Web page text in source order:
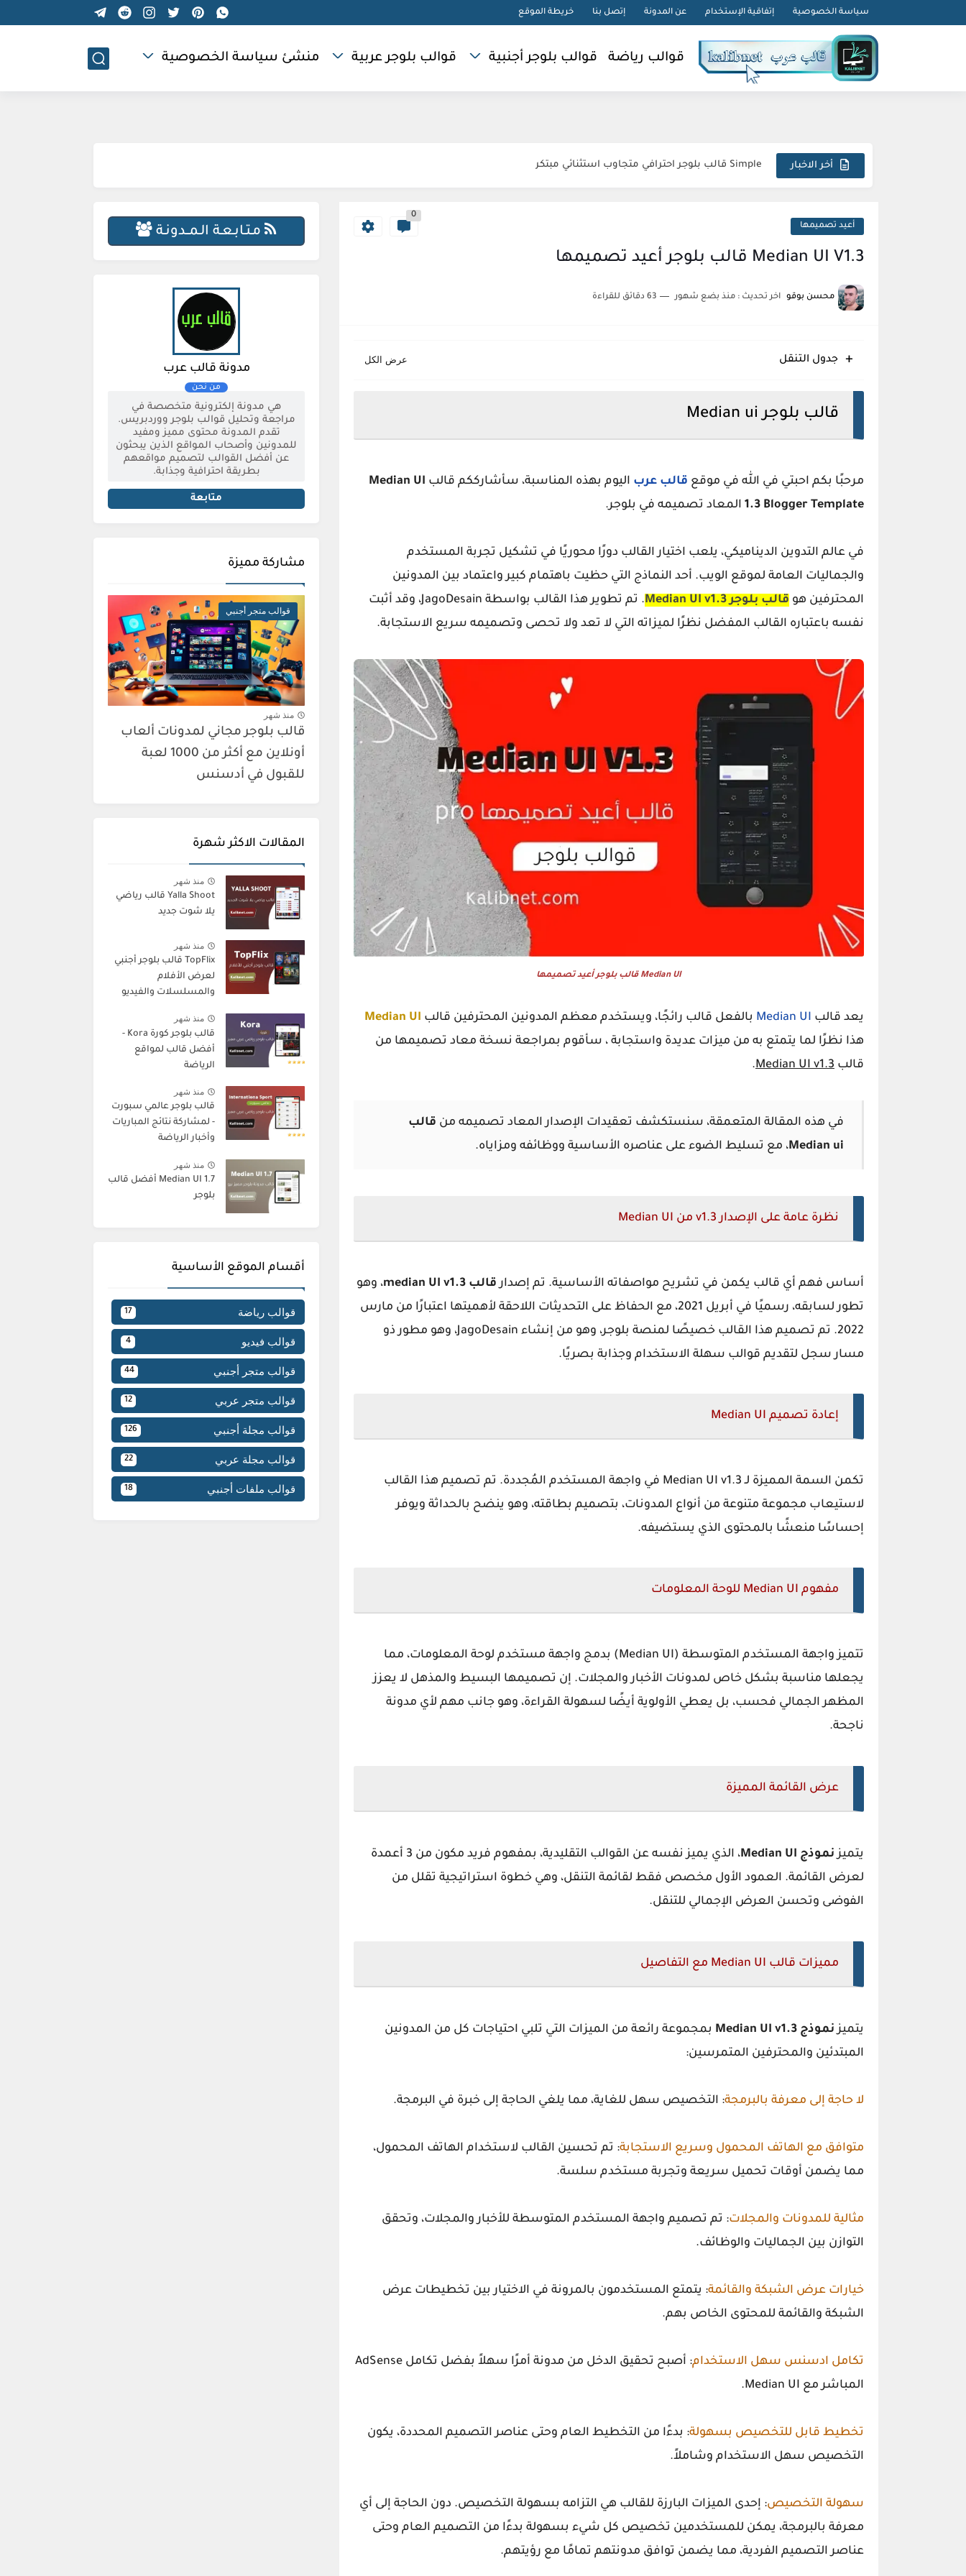
سياسة الخصوصية إتفاقية الإستخدام عن المدونة إتصل بنا خريطة الموقع
قوالب رياضة قوالب بلوجر أجنبية قوالب بلوجر عربية منشئ سياسة الخصوصية
أخر الاخبار Simple قالب بلوجر احترافي متجاوب استثنائي مبتكر
Magazin قالب بلوجر فريد متكامل وجذاب
أعيد تصميمها
0
Median UI V1.3 قالب بلوجر أعيد تصميمها
محسن بوقو اخر تحديث : منذ بضع شهور 63 دقائق للقراءة
جدول التنقل
قالب بلوجر Median ui
مرحبًا بكم احبتي في الله في موقع قالب عرب اليوم بهذه المناسبة، سأشارككم قالب Median UI
1.3 Blogger Template المعاد تصميمه في بلوجر.
في عالم التدوين الديناميكي، يلعب اختيار القالب دورًا محوريًا في تشكيل تجربة المستخدم
والجماليات العامة لموقع الويب. أحد النماذج التي حظيت باهتمام كبير واعتماد بين المدونين
المحترفين هو قالب بلوجر Median UI v1.3
. تم تطوير هذا القالب بواسطة JagoDesain، وقد أثبت
نفسه باعتباره القالب المفضل نظرًا لميزاته التي لا تعد ولا تحصى وتصميمه سريع الاستجابة.
Median UI قالب بلوجر أعيد تصميمها
يعد قالب Median UI بالفعل قالب رائجًا، ويستخدم معظم المدونين المحترفين قالب Median UI
هذا نظرًا لما يتمتع به من ميزات عديدة واستجابة ، سأقوم بمراجعة نسخة معاد تصميمها من
قالب Median UI v1.3
.
في هذه المقالة المتعمقة، سنستكشف تعقيدات الإصدار المعاد تصميمه من قالب
Median ui، مع تسليط الضوء على عناصره الأساسية ووظائفه ومزاياه.
نظرة عامة على الإصدار v1.3 من Median UI
أساس فهم أي قالب يكمن في تشريح مواصفاته الأساسية. تم إصدارقالب median UI v1.3
، وهو
تطور لسابقه، رسميًا في أبريل 2021، مع الحفاظ على التحديثات اللاحقة لأهميتها اعتبارًا من مارس
2022. تم تصميم هذا القالب خصيصًا لمنصة بلوجر، وهو من إنشاء JagoDesain، وهو مطور ذو
مسار سجل لتقديم قوالب سهلة الاستخدام وجذابة بصريًا.
إعادة تصميم Median UI
تكمن السمة المميزة لـ Median UI v1.3 في واجهة المستخدم المُجددة. تم تصميم هذا القالب
لاستيعاب مجموعة متنوعة من أنواع المدونات، بتصميم بطاقته، وهو ينضح بالحداثة ويوفر
إحساسًا منعشًا بالمحتوى الذي يستضيفه.
مفهوم Median UI للوحة المعلومات
تتميز واجهة المستخدم المتوسطة (Median UI) بدمج واجهة مستخدم لوحة المعلومات، مما
يجعلها مناسبة بشكل خاص لمدونات الأخبار والمجلات. إن تصميمها البسيط والمذهل لا يعزز
المظهر الجمالي فحسب، بل يعطي الأولوية أيضًا لسهولة القراءة، وهو جانب مهم لأي مدونة
ناجحة.
عرض القائمة المميزة
يتميزنموذج Median UI
، الذي يميز نفسه عن القوالب التقليدية، بمفهوم فريد مكون من 3 أعمدة
لعرض القائمة. العمود الأول مخصص فقط لقائمة التنقل، وهي خطوة استراتيجية تقلل من
الفوضى وتحسن العرض الإجمالي للتنقل.
مميزات قالب Median UI مع التفاصيل
يتميزنموذج Median UI v1.3
بمجموعة رائعة من الميزات التي تلبي احتياجات كل من المدونين
المبتدئين والمحترفين المتمرسين:
لا حاجة إلى معرفة بالبرمجة: التخصيص سهل للغاية، مما يلغي الحاجة إلى خبرة في البرمجة.
متوافق مع الهاتف المحمول وسريع الاستجابة: تم تحسين القالب لاستخدام الهاتف المحمول،
مما يضمن أوقات تحميل سريعة وتجربة مستخدم سلسة.
مثالية للمدونات والمجلات: تم تصميم واجهة المستخدم المتوسطة للأخبار والمجلات، وتحقق
التوازن بين الجماليات والوظائف.
خيارات عرض الشبكة والقائمة: يتمتع المستخدمون بالمرونة في الاختيار بين تخطيطات عرض
الشبكة والقائمة للمحتوى الخاص بهم.
تكامل ادسنس سهل الاستخدام
: أصبح تحقيق الدخل من مدونة أمرًا سهلاً بفضل تكامل AdSense
المباشر مع Median UI.
تخطيط قابل للتخصيص بسهولة: بدءًا من التخطيط العام وحتى عناصر التصميم المحددة، يكون
التخصيص سهل الاستخدام وشاملاً.
سهولة التخصيص: إحدى الميزات البارزة للقالب هي التزامه بسهولة التخصيص. دون الحاجة إلى أي
معرفة بالبرمجة، يمكن للمستخدمين تخصيص كل شيء بسهولة بدءًا من التصميم العام وحتى
عناصر التصميم الفردية، مما يضمن توافق مدونتهم تمامًا مع رؤيتهم.
مـتـابـعـة الـمــدونـة
مدونة قالب عرب
هي مدونة إلكترونية متخصصة في
مراجعة وتحليل قوالب بلوجر ووردبريس.
تقدم المدونة محتوى مميز ومفيد
للمدونين وأصحاب المواقع الذين يبحثون
عن أفضل القوالب لتصميم مواقعهم
بطريقة احترافية وجذابة.
متابعة
مشاركة مميزة
قوالب متجر أجنبي
منذ شهر
قالب بلوجر مجاني لمدونات ألعاب
أونلاين مع أكثر من 1000 لعبة
للقبول في أدسنس
المقالات الاكثر شهرة
منذ شهر
Yalla Shoot قالب رياضي
يلا شوت جديد
منذ شهر
TopFlix قالب بلوجر أجنبي
لعرض الأفلام
والمسلسلات والفيديو
منذ شهر
قالب بلوجر كورة Kora -
أفضل قالب لمواقع
الرياضة
منذ شهر
قالب بلوجر عالمي سبورت
- لمشاركة نتائج المباريات
وأخبار الرياضة
منذ شهر
Median UI 1.7 أفضل قالب
بلوجر
أقسام الموقع الأساسية
قوالب رياضة 17
قوالب فيديو 4
قوالب متجر أجنبي 44
قوالب متجر عربي 12
قوالب مجلة أجنبي 126
قوالب مجلة عربي 22
قوالب ملفات أجنبي 18